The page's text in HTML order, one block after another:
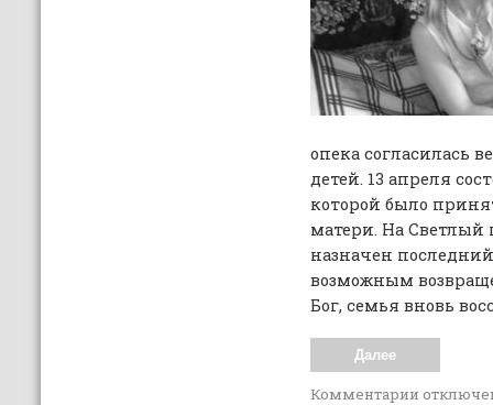
опека согласилась
детей. 13 апреля
которой было
матери. На Светлый
назначен
возможным
Бог, семья вновь
Далее
Комментарии